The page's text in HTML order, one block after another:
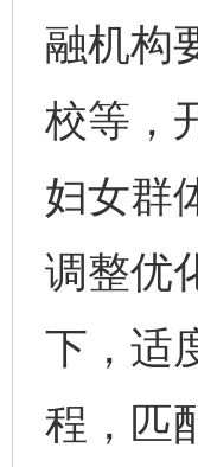
融机构
校等，
妇女群
调整优
下，适
程，匹